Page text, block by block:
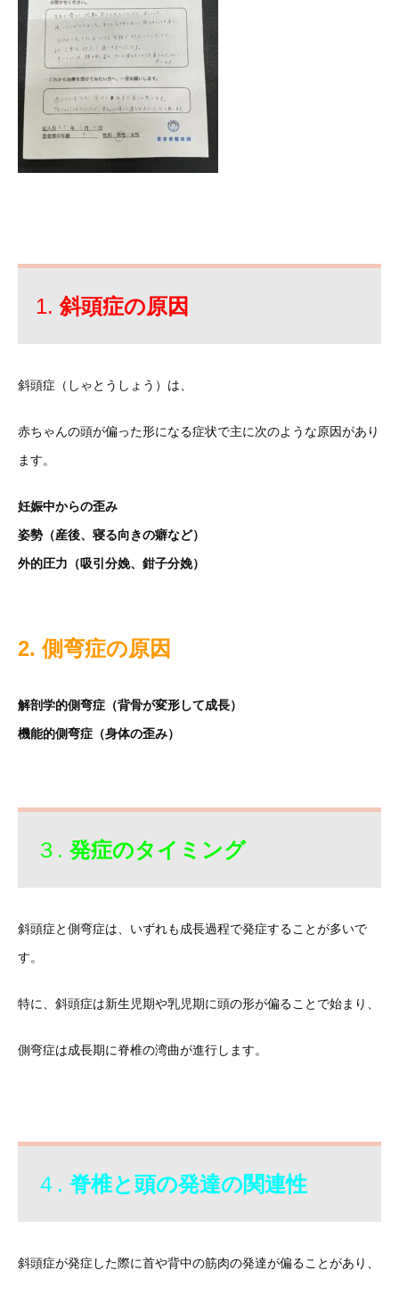
1.斜頭症の原因
斜頭症（しゃとうしょう）は、
赤ちゃんの頭が偏った形になる症状で主に次のような原因があり
ます。
妊娠中からの歪み
姿勢（産後、寝る向きの癖など）
外的圧力（吸引分娩、鉗子分娩）
2. 側弯症の原因
解剖学的側弯症（背骨が変形して成長）
機能的側弯症（身体の歪み）
３. 発症のタイミング
斜頭症と側弯症は、いずれも成長過程で発症することが多いで
す。
特に、斜頭症は新生児期や乳児期に頭の形が偏ることで始まり、
側弯症は成長期に脊椎の湾曲が進行します。
４.脊椎と頭の発達の関連性
斜頭症が発症した際に首や背中の筋肉の発達が偏ることがあり、